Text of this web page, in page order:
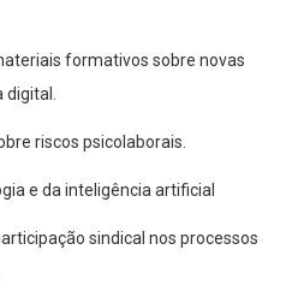
formativos sobre novas
riscos psicolaborais.
e da inteligência artificial
sindical nos processos